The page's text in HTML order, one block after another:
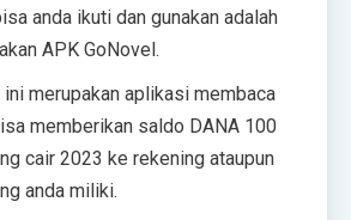
anda ikuti dan gunakan adalah
APK GoNovel.
merupakan aplikasi membaca
memberikan saldo DANA 100
cair 2023 ke rekening ataupun
anda miliki.